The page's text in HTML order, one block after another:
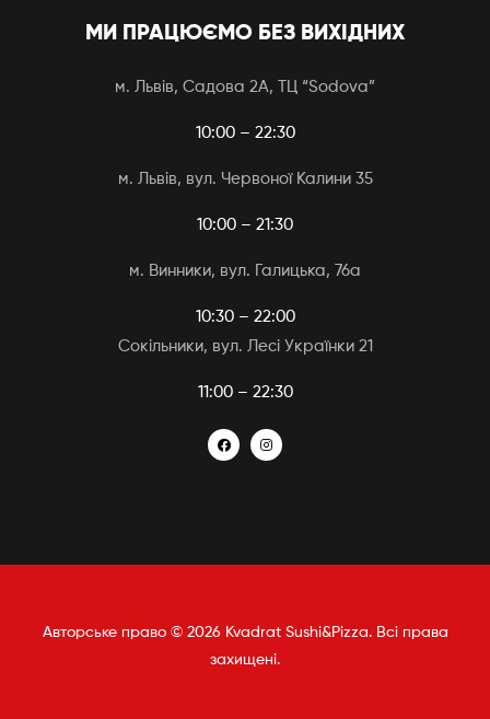
МИ ПРАЦЮЄМО БЕЗ ВИХІДНИХ
м. Львів, Садова 2А, ТЦ “Sodova”
10:00 – 22:30
м. Львів, вул. Червоної Калини 35
10:00 – 21:30
м. Винники, вул. Галицька, 76а
10:30 – 22:00
Сокільники, вул. Лесі Українки 21
11:00 – 22:30
Авторське право © 2026 Kvadrat Sushi&Pizza. Всі права
захищені.